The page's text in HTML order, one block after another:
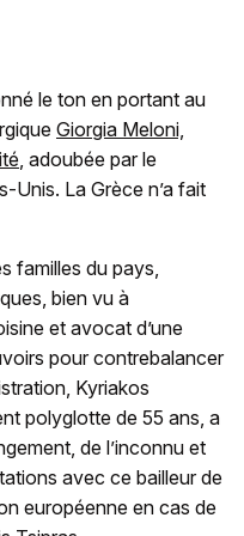
le ton en portant au
Giorgia Meloni,
, adoubée par le
Unis. La Grèce n’a fait
familles du pays,
bien vu à
et avocat d’une
pour contrebalancer
Kyriakos
polyglotte de 55 ans, a
de l’inconnu et
avec ce bailleur de
européenne en cas de